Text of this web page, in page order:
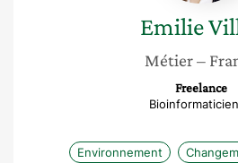
Emilie
Métier–
Freelance
Environnement